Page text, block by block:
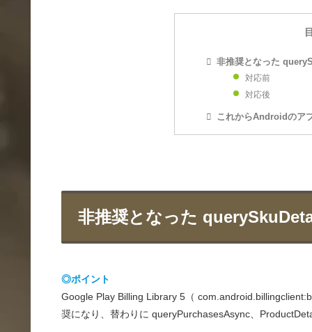
非推奨となった
対応前
対応後
これからAndroidのア
非推奨となった
◎ポイント
Google Play Billing Library 5（
奨になり、替わりに queryPurchasesAsync、